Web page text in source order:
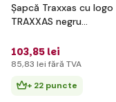
Șapcă Traxxas cu logo
TRAXXAS negru
103,85 lei
85,83 lei fără TVA
+ 22 puncte